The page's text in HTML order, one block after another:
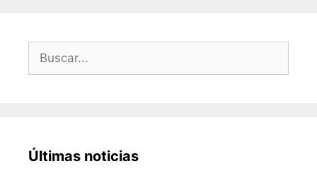
Últimas noticias